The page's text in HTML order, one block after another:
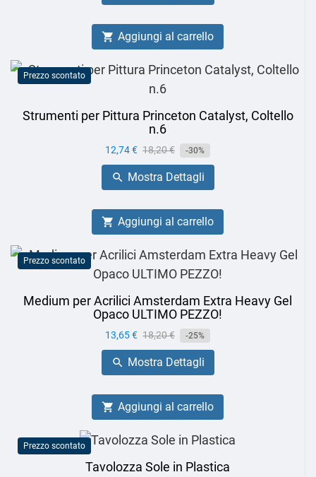
 Aggiungi al carrello
Prezzo scontato
Strumenti per Pittura Princeton Catalyst, Coltello
n.6
Prezzo
12,74 € Prezzo
base
18,20 € -30%
 Mostra Dettagli
 Aggiungi al carrello
Prezzo scontato
Medium per Acrilici Amsterdam Extra Heavy Gel
Opaco ULTIMO PEZZO!
Prezzo
13,65 € Prezzo
base
18,20 € -25%
 Mostra Dettagli
 Aggiungi al carrello
Prezzo scontato
Tavolozza Sole in Plastica